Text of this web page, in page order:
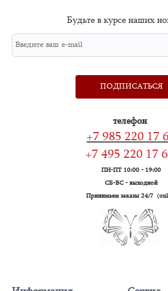
Будьте в курсе наших
ПОДПИСАТЬСЯ
телефон
+7 985 220 17
+7 495 220 17
ПН-ПТ 10:00 - 19:00
СБ-ВС - выходной
Принимаем заказы 24/7